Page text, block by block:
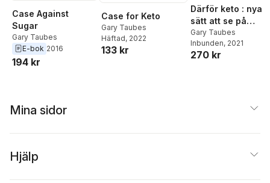
Case Against
Sugar
Gary Taubes
E-bok 2016
194 kr
Case for Keto
Gary Taubes
Häftad, 2022
133 kr
Därför keto : nya
sätt att se på
viktnedgång och
forskning om
LCHF-kost
Gary Taubes
Inbunden, 2021
270 kr
Mina sidor
Hjälp